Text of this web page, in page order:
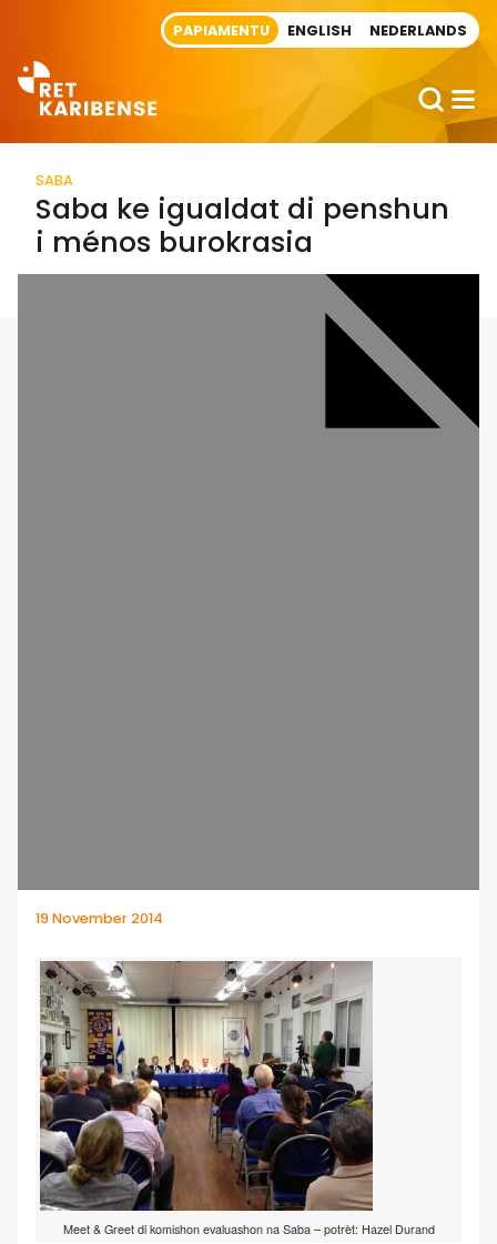
PAPIAMENTU ENGLISH NEDERLANDS
SABA
Saba ke igualdat di penshun
i ménos burokrasia
19 November 2014
Meet & Greet di komishon evaluashon na Saba – potrèt: Hazel Durand